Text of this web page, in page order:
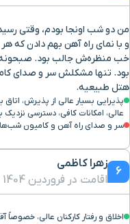
من دو شب اونجا بودم، وقتی
و با نمای راه آهن بهم دادن که
خب منظره‌ش جالب بود.
بود. تنها مشکلش سر و صدای
هتل طبیعیه.
پذیرایی بسیار عالی از پذیرش، اتاق
عالی، امکانات کافی، دسترسی
سر و صدای راه آهن و کامیون
6
زهرا کاظمی
اقامت در فروردین 1404
اخلاق و رفتار کارکنان عالی،